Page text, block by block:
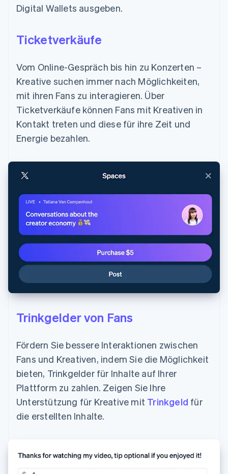
Digital Wallets ausgeben.
Ticketverkäufe
Vom Online-Gespräch bis hin zu Konzerten –
Kreative suchen immer nach Möglichkeiten,
mit ihren Fans zu interagieren. Über
Ticketverkäufe können Fans mit Kreativen in
Kontakt treten und diese für ihre Zeit und
Energie bezahlen.
Trinkgelder von Fans
Fördern Sie bessere Interaktionen zwischen
Fans und Kreativen, indem Sie die Möglichkeit
bieten, Trinkgelder für Inhalte auf Ihrer
Plattform zu zahlen. Zeigen Sie Ihre
Unterstützung für Kreative mit Trinkgeld für
die erstellten Inhalte.